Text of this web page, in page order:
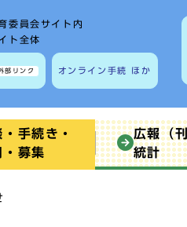
内検索の範囲
委員会サイト内
ト全体
部リンク オンライン手続 ほか
手続き・
・募集
広報（
統計